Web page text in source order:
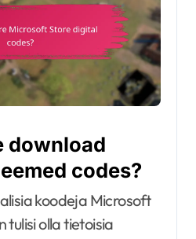
download
codes?
koodeja Microsoft
tulisi olla tietoisia